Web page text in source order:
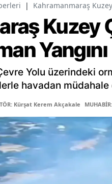
| Kahramanmaraş Kuzey
Kuzey
Yangını
Yolu üzerindeki
havadan
Kürşat Kerem Akçakale